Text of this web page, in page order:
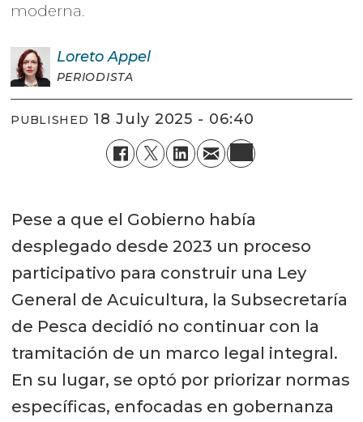
moderna.
Loreto Appel
PERIODISTA
PUBLISHED 18 July 2025 - 06:40
Pese a que el Gobierno había
desplegado desde 2023 un proceso
participativo para construir una Ley
General de Acuicultura, la Subsecretaría
de Pesca decidió no continuar con la
tramitación de un marco legal integral.
En su lugar, se optó por priorizar normas
específicas, enfocadas en gobernanza